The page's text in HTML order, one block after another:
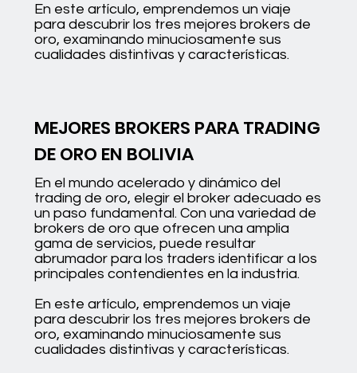
En este artículo, emprendemos un viaje
para descubrir los tres mejores brokers de
oro, examinando minuciosamente sus
cualidades distintivas y características.
MEJORES BROKERS PARA TRADING
DE ORO EN BOLIVIA
En el mundo acelerado y dinámico del
trading de oro, elegir el broker adecuado es
un paso fundamental. Con una variedad de
brokers de oro que ofrecen una amplia
gama de servicios, puede resultar
abrumador para los traders identificar a los
principales contendientes en la industria.
En este artículo, emprendemos un viaje
para descubrir los tres mejores brokers de
oro, examinando minuciosamente sus
cualidades distintivas y características.